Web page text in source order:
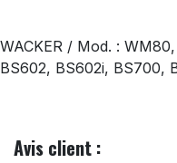
WACKER / Mod. :
BS602, BS602i, BS700,
Avis client :